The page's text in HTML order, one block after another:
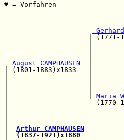
♥ =
August CAMPHAUSEN
|
Maria
|
|--Arthur CAMPHAUSEN
(1837-1921)x1880